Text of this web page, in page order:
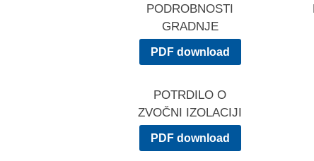
PODROBNOSTI
GRADNJE
PDF download
POTRDILO O
ZVOČNI IZOLACIJI
PDF download